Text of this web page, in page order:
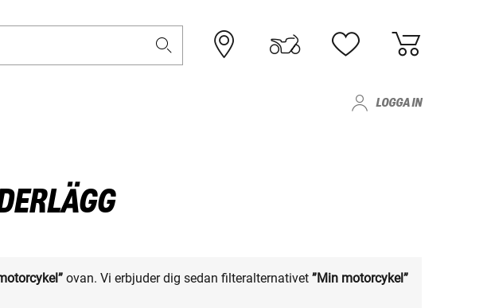
LOGGA IN
ovan. Vi erbjuder dig sedan filteralternativet ”Min motorcykel”